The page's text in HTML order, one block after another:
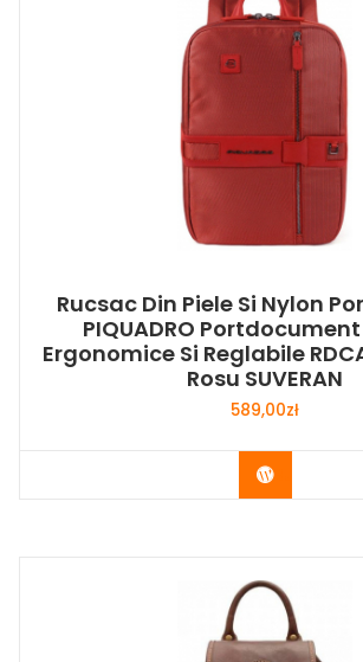
Rucsac Din Piele Si Nylon
PIQUADRO
Ergonomice Si Reglabile
Rosu SUVERAN
589,00zł
Buy Now